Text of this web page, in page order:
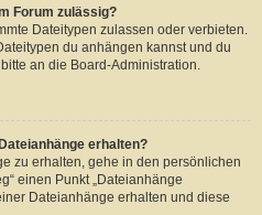
Forum zulässig?
Dateitypen zulassen oder verbieten.
du anhängen kannst und du
an die Board-Administration.
erhalten?
zu erhalten, gehe in den persönlichen
einen Punkt „Dateianhänge
Dateianhänge erhalten und diese